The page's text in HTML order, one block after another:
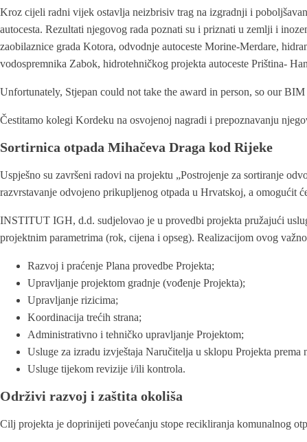
Kroz cijeli radni vijek ostavlja neizbrisiv trag na izgradnji i
autocesta. Rezultati njegovog rada poznati su i priznati u zemlji i
zaobilaznice grada Kotora, odvodnje autoceste Morine-Merdare,
vodospremnika Zabok, hidrotehničkog projekta autoceste Priština-
Unfortunately, Stjepan could not take the award in person, so our
Čestitamo kolegi Kordeku na osvojenoj nagradi i prepoznavanju
Sortirnica otpada Mihačeva Draga kod Rijeke
Uspješno su završeni radovi na projektu „Postrojenje za sortiranje
razvrstavanje odvojeno prikupljenog otpada u Hrvatskoj, a omogućit
INSTITUT IGH, d.d. sudjelovao je u provedbi projekta pružajući
projektnim parametrima (rok, cijena i opseg). Realizacijom ovog
Razvoj i praćenje Plana provedbe Projekta;
Upravljanje projektom gradnje (vođenje Projekta);
Upravljanje rizicima;
Koordinacija trećih strana;
Administrativno i tehničko upravljanje Projektom;
Usluge za izradu izvještaja Naručitelja u sklopu Projekta prema
Usluge tijekom revizije i/ili kontrola.
Održivi razvoj i zaštita okoliša
Cilj projekta je doprinijeti povećanju stope recikliranja komunalnog